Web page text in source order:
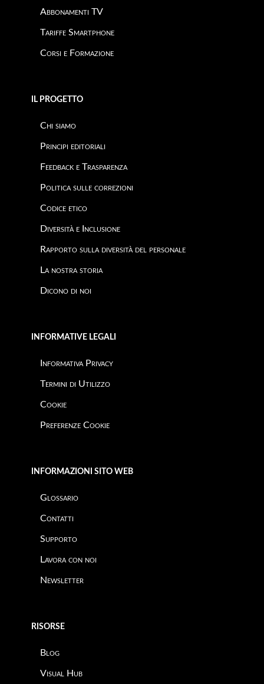
Abbonamenti TV
Tariffe Smartphone
Corsi e Formazione
IL PROGETTO
Chi siamo
Principi editoriali
Feedback e Trasparenza
Politica sulle correzioni
Codice etico
Diversità e Inclusione
Rapporto sulla diversità del personale
La nostra storia
Dicono di noi
INFORMATIVE LEGALI
Informativa Privacy
Termini di Utilizzo
Cookie
Preferenze Cookie
INFORMAZIONI SITO WEB
Glossario
Contatti
Supporto
Lavora con noi
Newsletter
RISORSE
Blog
Visual Hub